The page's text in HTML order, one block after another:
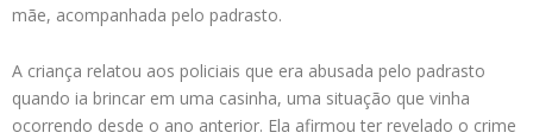
mãe, acompanhada pelo padrasto.
A criança relatou aos policiais que era abusada pelo padrasto
quando ia brincar em uma casinha, uma situação que vinha
ocorrendo desde o ano anterior. Ela afirmou ter revelado o crime